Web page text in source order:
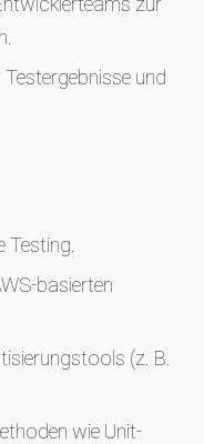
und
basierten
(z. B.
wie Unit-